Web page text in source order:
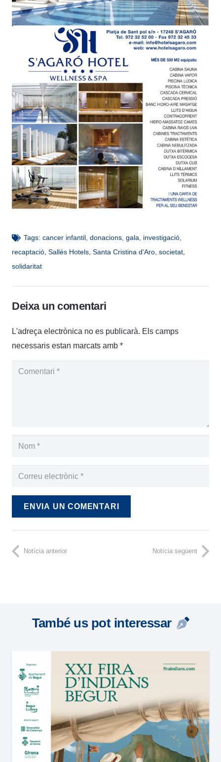
Tags: cancer infantil, donacions, gala investigació,
recaptació Sallés Hotels Santa Cristina d'Aro societat
solidaritat
Deixa un comentari
L'adreça electrònica no es publicarà. Els camps
necessaris estan marcats amb *
ENVIA UN COMENTARI
Notícia anterior Notícia següent
També us pot interessar